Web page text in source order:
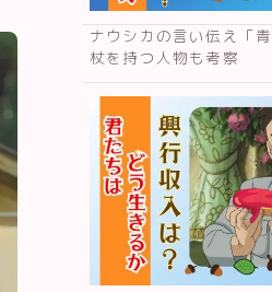
ナウシカの言い伝え「
杖を持つ人物も考察